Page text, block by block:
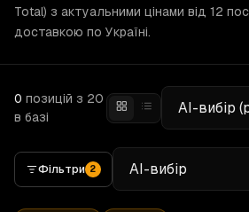
Total) з актуальними цінами від 12
доставкою по Україні.
0 позицій з 20
в базі
Фільтри 2